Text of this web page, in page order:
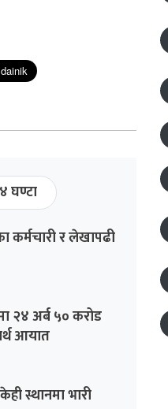
घण्टा
कर्मचारी र लेखापढी
२४ अर्ब ५० करोड
आयात
स्थानमा भारी